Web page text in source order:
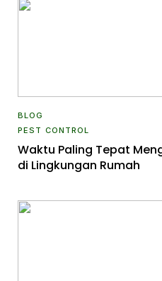
BLOG
PEST CONTROL
Waktu Paling Tepat
di Lingkungan Rumah